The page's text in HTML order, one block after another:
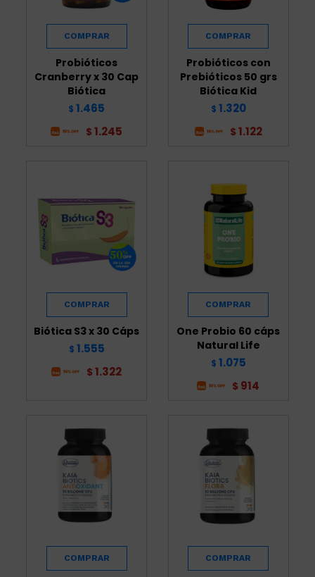
Probióticos
Cranberry x 30 Cap
Biótica
$ 1.465
$ 1.245
Probióticos con
Prebióticos 50 grs
Biótica Kid
$ 1.320
$ 1.122
Biótica S3 x 30 Cáps
$ 1.555
$ 1.322
One Probio 60 cáps
Natural Life
$ 1.075
$ 914